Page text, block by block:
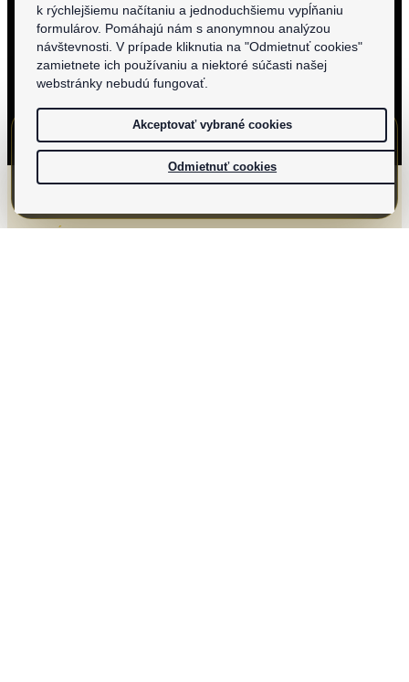
kolky na kataster pri zmene vlastníckeho
práva
GALÉRIA
DOM-REALÍT ponúka na predaj pozemok vedený ako orná pôda v
Plaveckom Štvrtku v blízkosti jazera Pieskovňa. · 86 000 EUR
Malacky, Plavecký Štvrtok
Obhliadka
k rýchlejšiemu načítaniu a jednoduchšiemu vypĺňaniu
formulárov. Pomáhajú nám s anonymnou analýzou
návštevnosti. V prípade kliknutia na "Odmietnuť cookies"
zamietnete ich používaniu a niektoré súčasti našej
webstránky nebudú fungovať.
Akceptovať vybrané cookies
Odmietnuť cookies